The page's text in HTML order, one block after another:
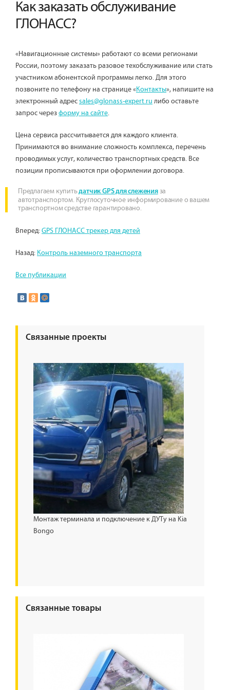
Как заказать обслуживание
ГЛОНАСС?
«Навигационные системы» работают со всеми регионами
России, поэтому заказать разовое техобслуживание или стать
участником абонентской программы легко. Для этого
позвоните по телефону на странице «Контакты», напишите на
электронный адресsales@glonass-expert.ru либо оставьте
запрос черезформу на сайте.
Цена сервиса рассчитывается для каждого клиента.
Принимаются во внимание сложность комплекса, перечень
проводимых услуг, количество транспортных средств. Все
позиции прописываются при оформлении договора.
Предлагаем купитьдатчик GPS для слеженияза
автотранспортом. Круглосуточное информирование о вашем
транспортном средстве гарантировано.
Вперед:GPS ГЛОНАСС трекер для детей
Назад: Контроль наземного транспорта
Все публикации
Связанные проекты
Монтаж терминала и подключение к ДУТу на Kia
Bongo
Связанные товары